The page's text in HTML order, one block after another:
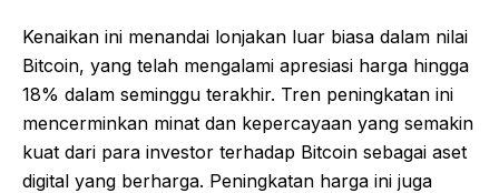
Kenaikan ini menandai lonjakan luar biasa dalam nilai
Bitcoin, yang telah mengalami apresiasi harga hingga
18% dalam seminggu terakhir. Tren peningkatan ini
mencerminkan minat dan kepercayaan yang semakin
kuat dari para investor terhadap Bitcoin sebagai aset
digital yang berharga. Peningkatan harga ini juga